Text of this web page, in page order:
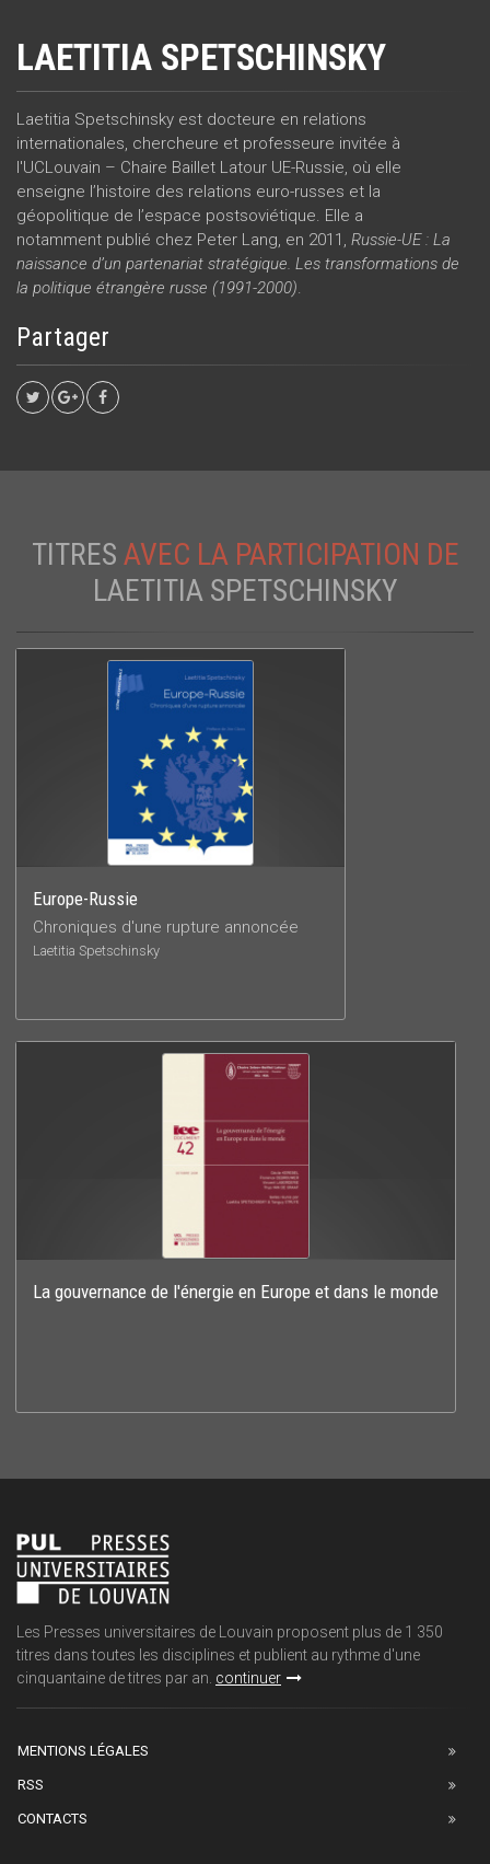
LAETITIA SPETSCHINSKY
Laetitia Spetschinsky est docteure en relations
internationales, chercheure et professeure invitée à
l'UCLouvain – Chaire Baillet Latour UE-Russie, où elle
enseigne l’histoire des relations euro-russes et la
géopolitique de l’espace postsoviétique. Elle a
notamment publié chez Peter Lang, en 2011, Russie-UE : La
naissance d’un partenariat stratégique. Les transformations de
la politique étrangère russe (1991-2000).
Partager
TITRES AVEC LA PARTICIPATION DE
LAETITIA SPETSCHINSKY
Europe-Russie
Chroniques d'une rupture annoncée
Laetitia Spetschinsky
La gouvernance de l'énergie en Europe et dans le monde
Les Presses universitaires de Louvain proposent plus de 1 350
titres dans toutes les disciplines et publient au rythme d'une
cinquantaine de titres par an. continuer
MENTIONS LÉGALES
RSS
CONTACTS